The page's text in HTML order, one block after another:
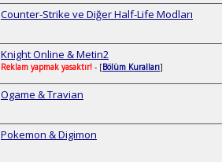
Counter-Strike ve Diğer Half-Life Modları
Knight Online & Metin2
Reklam yapmak yasaktır! - [Bölüm Kuralları]
Ogame & Travian
Pokemon & Digimon